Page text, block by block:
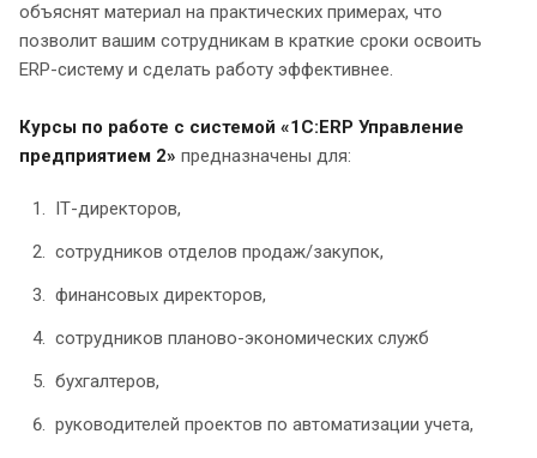
объяснят материал на практических примерах, что
позволит вашим сотрудникам в краткие сроки освоить
ERP-систему и сделать работу эффективнее.
Курсы по работе с системой «1С:ERP Управление
предприятием 2» предназначены для:
IТ-директоров,
сотрудников отделов продаж/закупок,
финансовых директоров,
cотрудников планово-экономических служб
бухгалтеров,
руководителей проектов по автоматизации учета,